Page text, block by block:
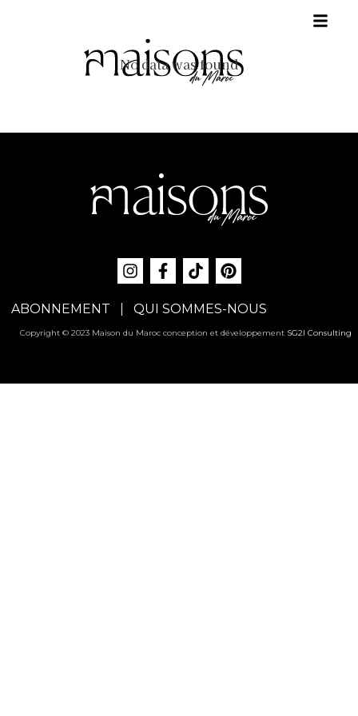
No data was found
ABONNEMENT QUI SOMMES-NOUS
Copyright © 2023 Maison du Maroc conception et développement SG2I Consulting